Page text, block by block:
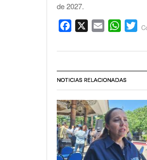
de 2027.
Facebook Email
NOTICIAS RELACIONADAS